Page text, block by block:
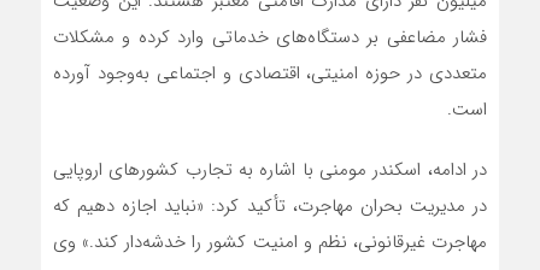
فشار مضاعفی بر دستگاه‌های خدماتی وارد کرده و مشکلات
متعددی در حوزه امنیتی، اقتصادی و اجتماعی به‌وجود آورده
است.
در ادامه، اسکندر مومنی با اشاره به تجارب کشورهای اروپایی
در مدیریت بحران مهاجرت، تأکید کرد: «نباید اجازه دهیم که
مهاجرت غیرقانونی، نظم و امنیت کشور را خدشه‌دار کند.» وی